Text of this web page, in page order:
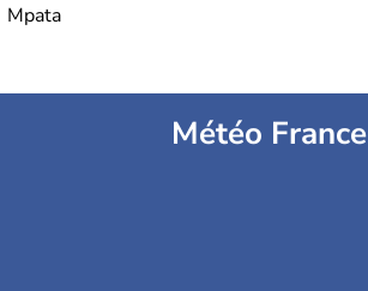
Mpata
Météo France